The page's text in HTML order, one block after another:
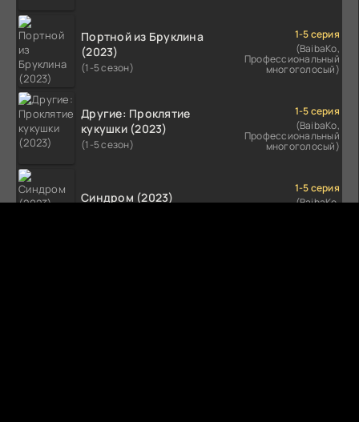
Портной из Бруклина
(2023)
(1-5 сезон)
1-5 серия
(BaibaKo,
Профессиональный
многоголосый)
Другие: Проклятие
кукушки (2023)
(1-5 сезон)
1-5 серия
(BaibaKo,
Профессиональный
многоголосый)
Синдром (2023)
1-5 серия
(BaibaKo,